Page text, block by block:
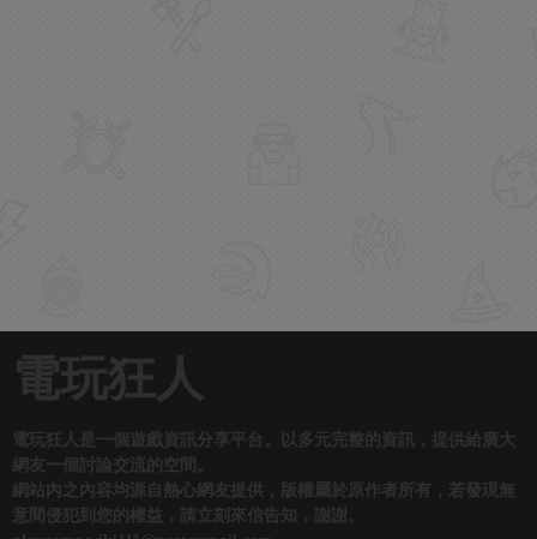
電玩狂人
電玩狂人是一個遊戲資訊分享平台。以多元完整的資訊，提供給廣大
網友一個討論交流的空間。
網站內之內容均源自熱心網友提供，版權屬於原作者所有，若發現無
意間侵犯到您的權益，請立刻來信告知，謝謝。